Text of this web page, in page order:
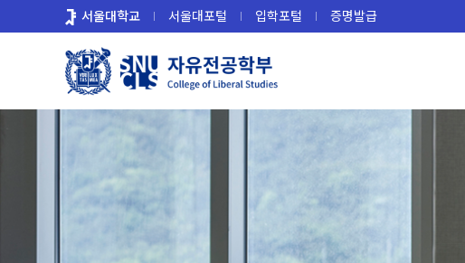
로
서울대학교 서울대포털 입학포털 증명발급